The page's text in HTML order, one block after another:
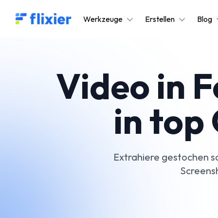
Flixier logo - Home Werkzeuge Erstellen Blog
Video in
in top
Extrahiere gestochen